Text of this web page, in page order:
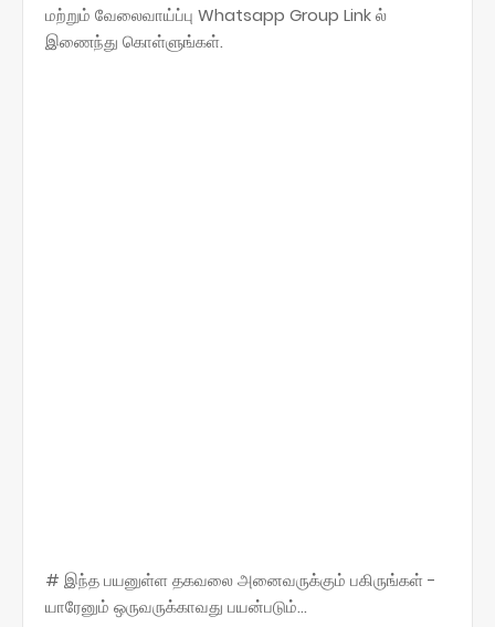
மற்றும் வேலைவாய்ப்பு Whatsapp Group Link ல்
இணைந்து கொள்ளுங்கள்.
# இந்த பயனுள்ள தகவலை அனைவருக்கும் பகிருங்கள் -
யாரேனும் ஒருவருக்காவது பயன்படும்...